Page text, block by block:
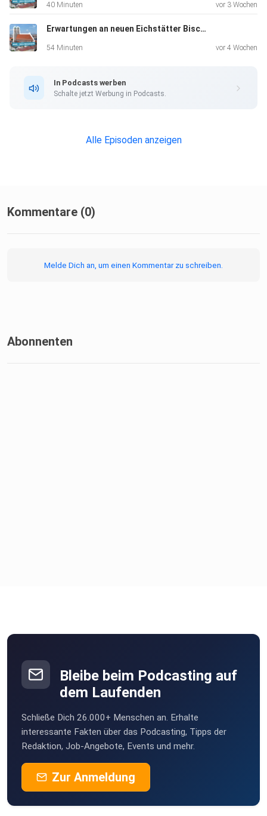
40 Minuten vor 3 Wochen
Erwartungen an neuen Eichstätter Bischof
54 Minuten vor 4 Wochen
In Podcasts werben
Schalte jetzt Werbung in Podcasts.
Alle Episoden anzeigen
Kommentare (0)
Melde Dich an, um einen Kommentar zu schreiben.
Abonnenten
Bleibe beim Podcasting auf
dem Laufenden
Schließe Dich 26.000+ Menschen an. Erhalte
interessante Fakten über das Podcasting, Tipps der
Redaktion, Job-Angebote, Events und mehr.
Zur Anmeldung